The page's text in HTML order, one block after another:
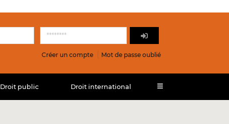
Créer un compte Mot de passe oublié
Droit public Droit international